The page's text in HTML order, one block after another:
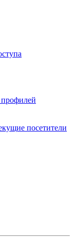
посетители